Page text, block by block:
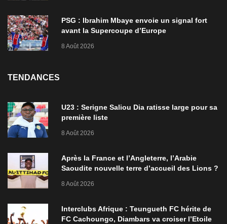
PSG : Ibrahim Mbaye envoie un signal fort
avant la Supercoupe d’Europe
8 Août 2026
TENDANCES
U23 : Serigne Saliou Dia ratisse large pour sa
première liste
8 Août 2026
Après la France et l’Angleterre, l’Arabie
Saoudite nouvelle terre d’accueil des Lions ?
8 Août 2026
Interclubs Afrique : Teungueth FC hérite de
FC Cachoungo, Diambars va croiser l’Etoile